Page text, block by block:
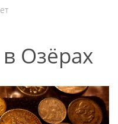
Озёрах